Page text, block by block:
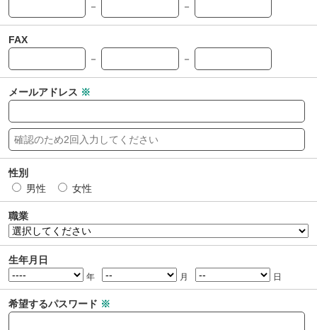
－
－
FAX
－
－
メールアドレス ※
性別
男性
女性
職業
生年月日
年 月 日
希望するパスワード ※